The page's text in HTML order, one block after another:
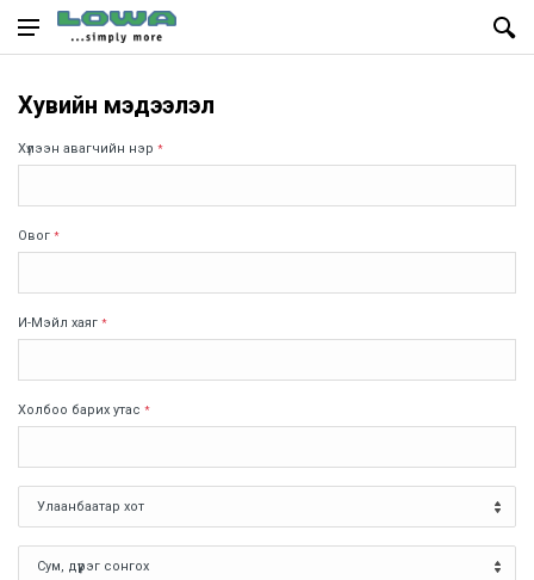
Хувийн мэдээлэл
Хүлээн авагчийн нэр *
Овог *
И-Мэйл хаяг *
Холбоо барих утас *